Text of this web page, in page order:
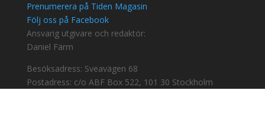
Prenumerera på Tiden Magasin
Följ oss på Facebook
Ansvarig utgivare och redaktör:
Daniel Färm
Besöksadress: Sveavägen 68
Postadress: c/o ABF Box 522, 101 30 Stockholm